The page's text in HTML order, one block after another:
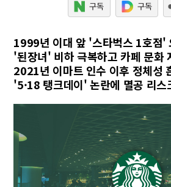
1999년 이대 앞 '스타벅스 1호점'
'된장녀' 비하 극복하고 카페 문화
2021년 이마트 인수 이후 정체성
'5·18 탱크데이' 논란에 멸공 리스